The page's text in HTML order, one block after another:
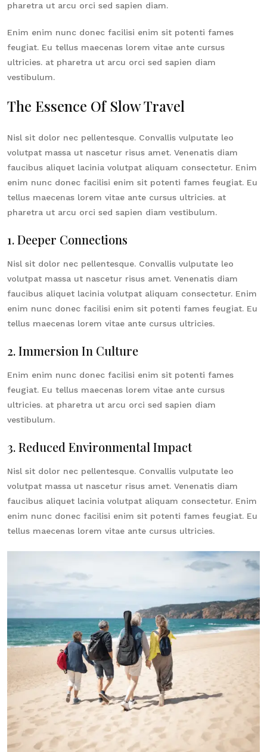
pharetra ut arcu orci sed sapien diam.
Enim enim nunc donec facilisi enim sit potenti fames
feugiat. Eu tellus maecenas lorem vitae ante cursus
ultricies. at pharetra ut arcu orci sed sapien diam
vestibulum.
The Essence Of Slow Travel
Nisl sit dolor nec pellentesque. Convallis vulputate leo
volutpat massa ut nascetur risus amet. Venenatis diam
faucibus aliquet lacinia volutpat aliquam consectetur. Enim
enim nunc donec facilisi enim sit potenti fames feugiat. Eu
tellus maecenas lorem vitae ante cursus ultricies. at
pharetra ut arcu orci sed sapien diam vestibulum.
1. Deeper Connections
Nisl sit dolor nec pellentesque. Convallis vulputate leo
volutpat massa ut nascetur risus amet. Venenatis diam
faucibus aliquet lacinia volutpat aliquam consectetur. Enim
enim nunc donec facilisi enim sit potenti fames feugiat. Eu
tellus maecenas lorem vitae ante cursus ultricies.
2. Immersion In Culture
Enim enim nunc donec facilisi enim sit potenti fames
feugiat. Eu tellus maecenas lorem vitae ante cursus
ultricies. at pharetra ut arcu orci sed sapien diam
vestibulum.
3. Reduced Environmental Impact
Nisl sit dolor nec pellentesque. Convallis vulputate leo
volutpat massa ut nascetur risus amet. Venenatis diam
faucibus aliquet lacinia volutpat aliquam consectetur. Enim
enim nunc donec facilisi enim sit potenti fames feugiat. Eu
tellus maecenas lorem vitae ante cursus ultricies.